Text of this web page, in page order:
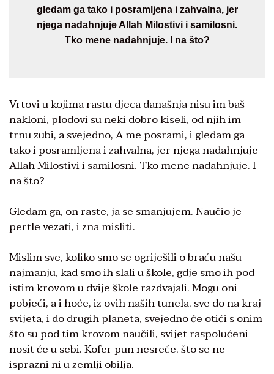
gledam ga tako i posramljena i zahvalna, jer
njega nadahnjuje Allah Milostivi i samilosni.
Tko mene nadahnjuje. I na što?
Vrtovi u kojima rastu djeca današnja nisu im baš
nakloni, plodovi su neki dobro kiseli, od njih im
trnu zubi, a svejedno, A me posrami, i gledam ga
tako i posramljena i zahvalna, jer njega nadahnjuje
Allah Milostivi i samilosni. Tko mene nadahnjuje. I
na što?
Gledam ga, on raste, ja se smanjujem. Naučio je
pertle vezati, i zna misliti.
Mislim sve, koliko smo se ogriješili o braću našu
najmanju, kad smo ih slali u škole, gdje smo ih pod
istim krovom u dvije škole razdvajali. Mogu oni
pobjeći, a i hoće, iz ovih naših tunela, sve do na kraj
svijeta, i do drugih planeta, svejedno će otići s onim
što su pod tim krovom naučili, svijet raspolućeni
nosit će u sebi. Kofer pun nesreće, što se ne
isprazni ni u zemlji obilja.